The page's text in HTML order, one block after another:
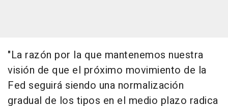
"La razón por la que mantenemos nuestra
visión de que el próximo movimiento de la
Fed seguirá siendo una normalización
gradual de los tipos en el medio plazo radica